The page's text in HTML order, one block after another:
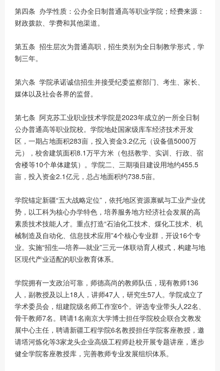
第四条 办学性质：公办全日制普通高等职业学院；经费来源：
财政拨款、学费和其他渠道。
第五条 招生层次为普通高职，招生类别为全日制教学形式，学
制三年。
第六条 学院承诺诚信招生并接受纪委监察部门、考生、家长、
媒体以及社会各界的监督。
第七条 阿克苏工业职业技术学院是2023年成立的一所全日制
公办普通高等职业院校。学院地处国家级库车经济技术开发
区，一期占地面积283亩，投入资金3.2亿元（设备值5000万
元），校舍建筑面积8.1万平方米（包括教学、实训、行政、宿
舍楼等10个单体建筑）。学院二、三期项目建设用地约455.5
亩，投入资金2.1亿元，总占地面积约738.5亩。
学院锚定新疆“五大战略定位”，依托地区资源禀赋与工业产业优
势，以工科为核心办学特色，培养服务地方经济社会发展的高
素质技术技能人才。重点打造“石油化工技术、煤化工技术、机
械制造及自动化、信息技术应用”4个核心专业群，开设16个专
业。实施“招生—培养—就业”三元一体联动育人模式，构建与地
区现代产业适配的职业教育体系。
学院拥有一支政治可靠，师德高尚的教师队伍，现有教师136
人，副教授及以上18人，讲师47人，研究生57人。学院成立了
学术委员会，组建院级名师工作室6个。评选专业带头人22名、
骨干教师7名。聘请1名南京大学博士担任学院校企联合文教发
展中心主任，聘请新疆工程学院6名教授担任学院客座教授，邀
请塔河炼化等3家龙头企业高级工程师赴校开展专题讲座，逐步
健全学院客座教授库，完善教师专业发展组织体系。